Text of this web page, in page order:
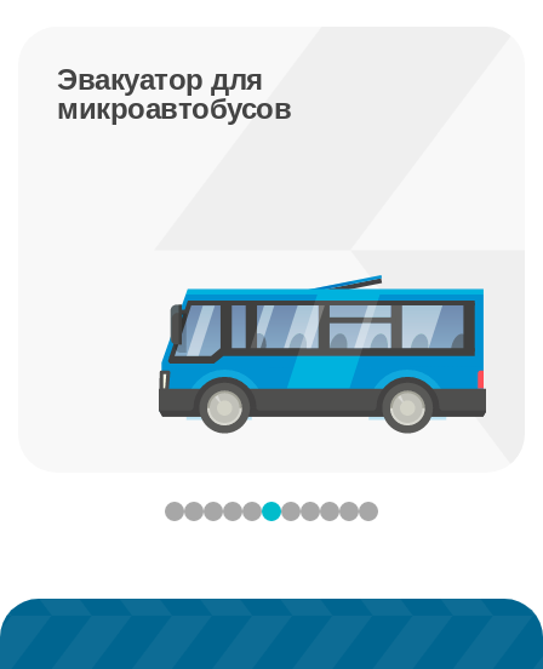
Эвакуатор для трактора